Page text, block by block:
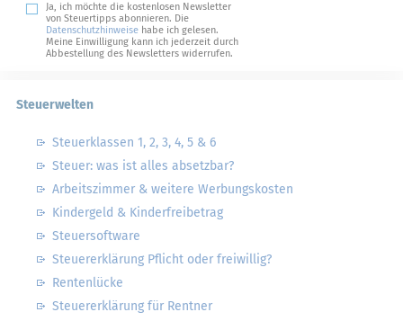
Ja, ich möchte die kostenlosen Newsletter
von Steuertipps abonnieren. Die
Datenschutzhinweise habe ich gelesen.
Meine Einwilligung kann ich jederzeit durch
Abbestellung des Newsletters widerrufen.
Steuerwelten
Steuerklassen 1, 2, 3, 4, 5 & 6
Steuer: was ist alles absetzbar?
Arbeitszimmer & weitere Werbungskosten
Kindergeld & Kinderfreibetrag
Steuersoftware
Steuererklärung Pflicht oder freiwillig?
Rentenlücke
Steuererklärung für Rentner